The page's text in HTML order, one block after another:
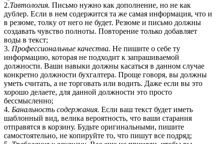
2.Тавтология. Письмо нужно как дополнение, но не как
дублер. Если в нем содержится та же самая информация, что и
в резюме, толку от него не будет. Резюме и письмо должны
создавать чувство полноты. Повторение только добавляет
воды в текст;
3. Профессиональные качества. Не пишите о себе ту
информацию, которая не подходит к запрашиваемой
должности. Ваши навыки должны касаться в данном случае
конкретно должности бухгалтера. Проще говоря, вы должны
уметь считать, а не торговать или водить. Даже если вы это
хорошо делаете, для данной должности это просто
бессмысленно;
4. Банальность содержания. Если ваш текст будет иметь
шаблонный вид, велика вероятность, что ваши старания
отправятся в корзину. Будьте оригинальными, пишите
самостоятельно, не копируйте то, что пишут все подряд;